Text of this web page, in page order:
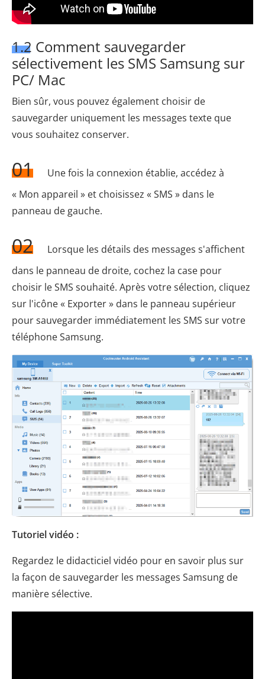
1.2 Comment sauvegarder
sélectivement les SMS Samsung sur
PC/ Mac
Bien sûr, vous pouvez également choisir de
sauvegarder uniquement les messages texte que
vous souhaitez conserver.
01
Une fois la connexion établie, accédez à
« Mon appareil » et choisissez « SMS » dans le
panneau de gauche.
02
Lorsque les détails des messages s'affichent
dans le panneau de droite, cochez la case pour
choisir le SMS souhaité. Après votre sélection, cliquez
sur l'icône « Exporter » dans le panneau supérieur
pour sauvegarder immédiatement les SMS sur votre
téléphone Samsung.
Tutoriel vidéo :
Regardez le didacticiel vidéo pour en savoir plus sur
la façon de sauvegarder les messages Samsung de
manière sélective.